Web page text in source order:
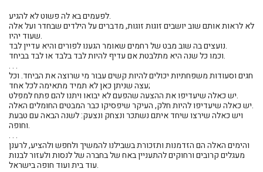
לפעמים בא לה פשוט לא להגיע.
לא לראות אותם שוב יושבים זוגות זוגות, מדברים על הילדים שבחדר ועל אלה
שעוד יהיו.
נועצים בה שוב מבט של רחמים שאומר הגענו לפורים והיא עדיין לבד.
וכמו כל שנה היא מתלבטת אם עדיף להיות לבד בלבד או לבד בביחד.
. . .
חגים וסעודות משפחתיות יכולים להיות קשים עבור מי שרוצה את הביחד. וכל
עצה שניתן כאן לא תמיד מתאימה לכל אחד;
יש כאלה שיעדיפו את ההצעה שהפעם לא יבואו ויתנו להם פתח למפלט.
יש כאלה שיעדיפו להיות חלק, העיקר שיפסיקו כבר המבטים החומלים האלה.
ויש כאלה שירצו שיחד איתם נשתכר ונצחק ונצעק: לשנה הבאה עם טבעת
וחופה.
. . .
והימים האלה הם הזדמנות ותזכורת בשבילנו להמשיך ולחפש ולהציע, לרענן
מעגלים קרובים ורחוקים להתעניין באח של בחברה של לנסות ולעזור לבנות
עוד בית ועוד חופה בישראל.